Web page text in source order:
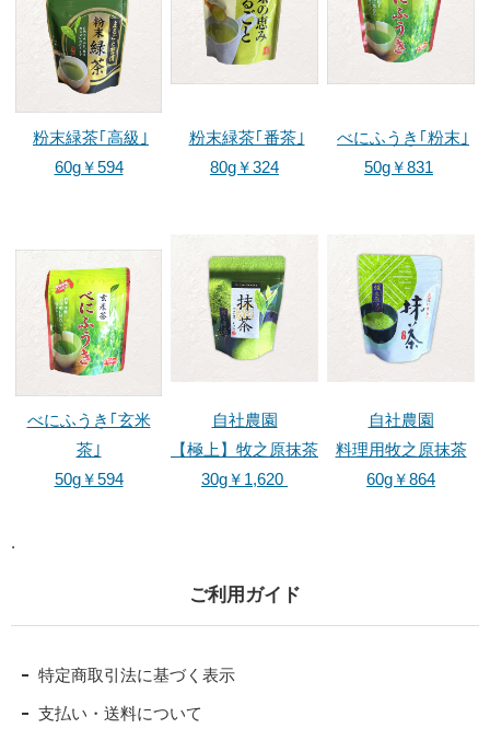
ご利用ガイド
特定商取引法に基づく表示
支払い・送料について
粉末緑茶｢高級｣
60g￥594
粉末緑茶｢番茶｣
80g￥324
べにふうき｢粉末｣
50g￥831
べにふうき｢玄米
茶｣
50g￥594
自社農園
【極上】 牧之原抹茶
30g￥1,620
自社農園
料理用牧之原抹茶
60g￥864
.